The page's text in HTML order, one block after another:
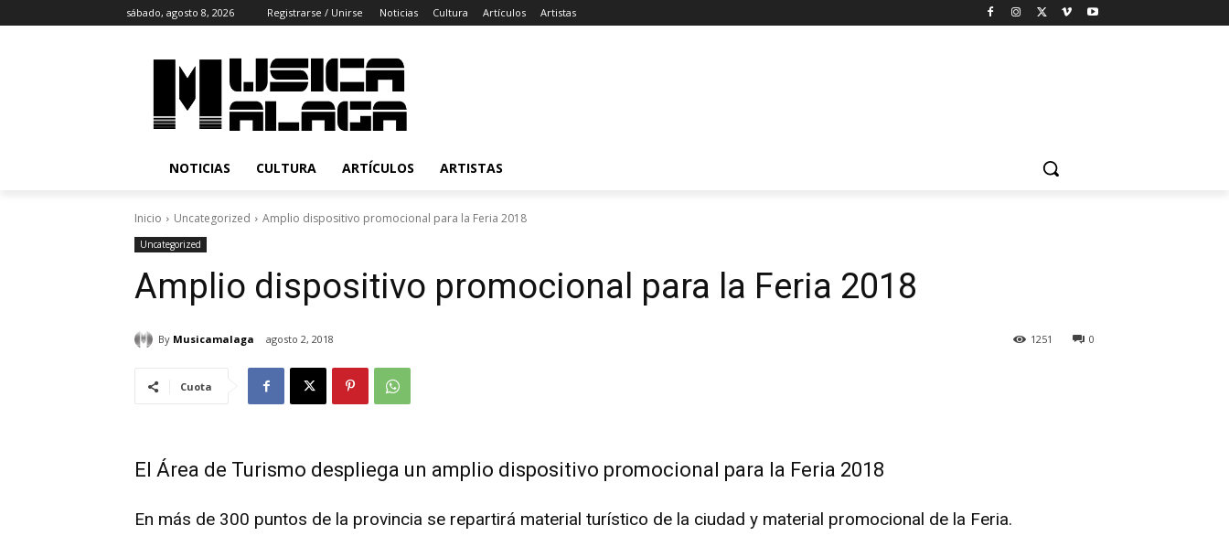
sábado, agosto 8, 2026 Registrarse / Unirse Noticias Cultura Artículos Artistas
NOTICIAS CULTURA ARTÍCULOS ARTISTAS
Inicio Uncategorized Amplio dispositivo promocional para la Feria 2018
Uncategorized
Amplio dispositivo promocional para la Feria 2018
By Musicamalaga agosto 2, 2018 0
1251
Cuota
El Área de Turismo despliega un amplio dispositivo promocional para la Feria 2018
En más de 300 puntos de la provincia se repartirá material turístico de la ciudad y material promocional de la Feria.